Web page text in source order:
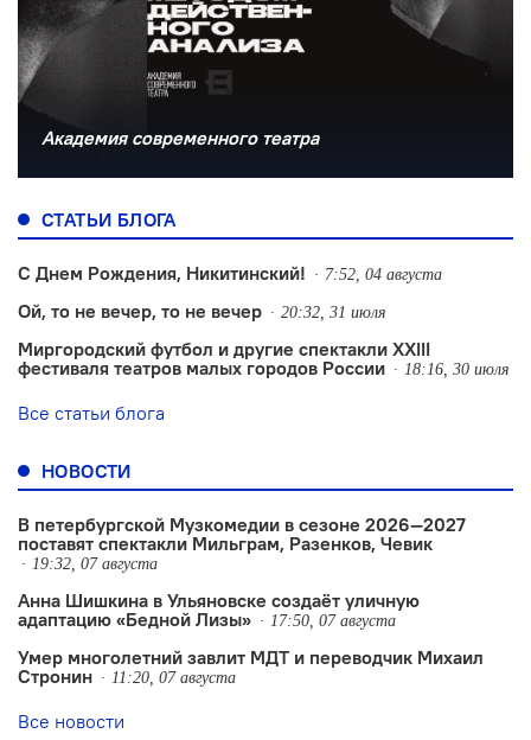
Академия современного театра
СТАТЬИ БЛОГА
С Днем Рождения, Никитинский! 7:52, 04 августа
Ой, то не вечер, то не вечер 20:32, 31 июля
Миргородский футбол и другие спектакли XXIII
фестиваля театров малых городов России
18:16, 30 июля
Все статьи блога
НОВОСТИ
В петербургской Музкомедии в сезоне 2026—2027
поставят спектакли Мильграм, Разенков, Чевик
19:32, 07 августа
Анна Шишкина в Ульяновске создаëт уличную
адаптацию «Бедной Лизы»
17:50, 07 августа
Умер многолетний завлит МДТ и переводчик Михаил
Стронин
11:20, 07 августа
Все новости